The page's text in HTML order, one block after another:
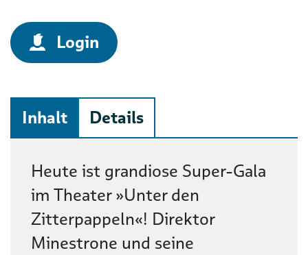
Login
Inhalt Details
Beschreibung
Heute ist grandiose Super-Gala
im Theater »Unter den
Zitterpappeln«! Direktor
Minestrone und seine